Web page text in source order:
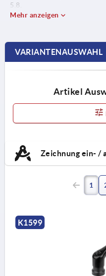
5.8.
Mehr anzeigen
VARIANTENAUSWAHL
Artikel
Zeichnung ein- /
1
K1599